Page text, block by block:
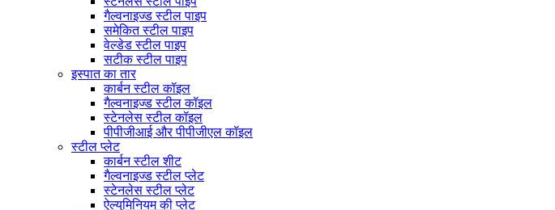
गैल्वनाइज्ड स्टील पाइप
समेकित स्टील पाइप
वेल्डेड स्टील पाइप
सटीक स्टील पाइप
इस्पात का तार
कार्बन स्टील कॉइल
गैल्वनाइज्ड स्टील कॉइल
स्टेनलेस स्टील कॉइल
पीपीजीआई और पीपीजीएल कॉइल
स्टील प्लेट
कार्बन स्टील शीट
गैल्वनाइज्ड स्टील प्लेट
स्टेनलेस स्टील प्लेट
ऐल्युमिनियम की प्लेट